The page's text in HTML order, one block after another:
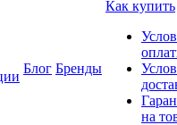
Блог Бренды
Как купить
на